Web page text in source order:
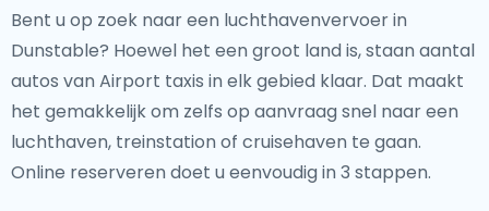
Bent u op zoek naar een luchthavenvervoer in
Dunstable? Hoewel het een groot land is, staan aantal
autos van Airport taxis in elk gebied klaar. Dat maakt
het gemakkelijk om zelfs op aanvraag snel naar een
luchthaven, treinstation of cruisehaven te gaan.
Online reserveren doet u eenvoudig in 3 stappen.